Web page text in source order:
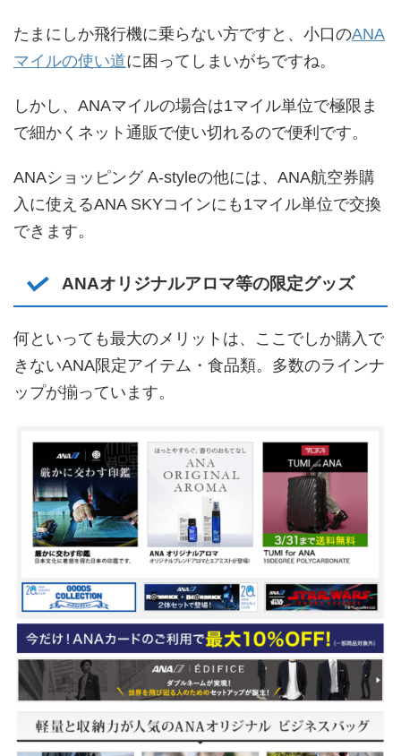
たまにしか飛行機に乗らない方ですと、小口のANA
マイルの使い道に困ってしまいがちですね。
しかし、ANAマイルの場合は1マイル単位で極限ま
で細かくネット通販で使い切れるので便利です。
ANAショッピング A-styleの他には、ANA航空券購
入に使えるANA SKYコインにも1マイル単位で交換
できます。
ANAオリジナルアロマ等の限定グッズ
何といっても最大のメリットは、ここでしか購入で
きないANA限定アイテム・食品類。多数のラインナ
ップが揃っています。